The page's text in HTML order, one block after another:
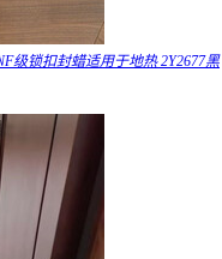
级锁扣封蜡适用于地热 2Y2677黑